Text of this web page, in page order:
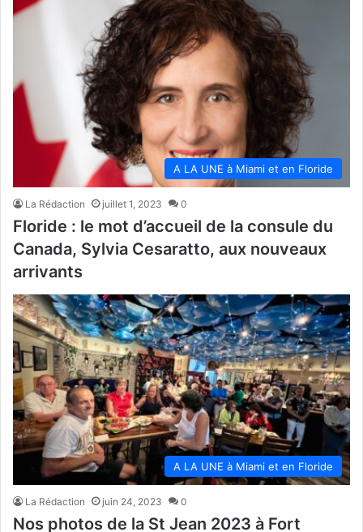
A LA UNE à Miami et en Floride
La Rédaction juillet 1, 2023 0
Floride : le mot d’accueil de la consule du
Canada, Sylvia Cesaratto, aux nouveaux
arrivants
A LA UNE à Miami et en Floride
La Rédaction juin 24, 2023 0
Nos photos de la St Jean 2023 à Fort